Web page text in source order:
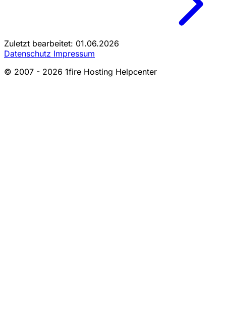
Zuletzt bearbeitet: 01.06.2026
Datenschutz Impressum
© 2007 - 2026 1fire Hosting Helpcenter